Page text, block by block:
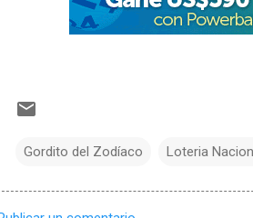
Gordito del Zodíaco Loteria